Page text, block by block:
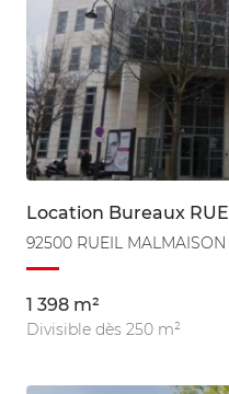
Location Bureaux
92500 RUEIL MALMAISON
1 398 m²
Divisible dès 250 m²